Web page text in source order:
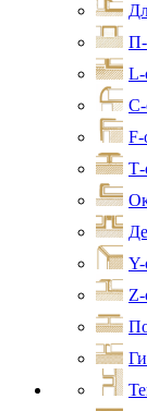
П-
L-
С-
F-
Т-